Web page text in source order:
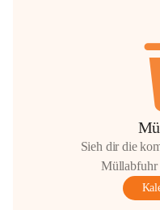
Sieh dir die
Müllabfuhr